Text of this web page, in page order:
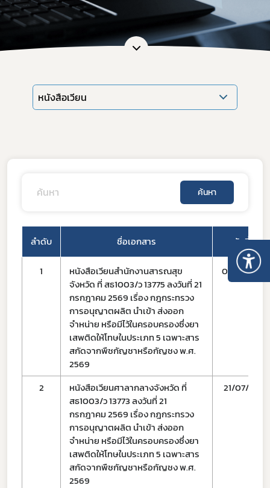
หนังสือเวียน
ค้นหา
ลำดับ ชื่อเอกสาร วันที่
1
หนังสือเวียนสำนักงานสารณสุข
จังหวัด ที่ สธ1003/ว 13775 ลงวันที่ 21
กรกฎาคม 2569 เรื่อง กฎกระทรวง
การอนุญาตผลิต นำเข้า ส่งออก
จำหน่าย หรือมีไว้ในครอบครองซึ่งยา
เสพติดให้โทษในประเภท 5 เฉพาะสาร
สกัดจากพืชกัญชาหรือกัญชง พ.ศ.
2569
05/08/69
2
หนังสือเวียนศาลากลางจังหวัด ที่
สธ1003/ว 13773 ลงวันที่ 21
กรกฎาคม 2569 เรื่อง กฎกระทรวง
การอนุญาตผลิต นำเข้า ส่งออก
จำหน่าย หรือมีไว้ในครอบครองซึ่งยา
เสพติดให้โทษในประเภท 5 เฉพาะสาร
สกัดจากพืชกัญชาหรือกัญชง พ.ศ.
2569
21/07/69